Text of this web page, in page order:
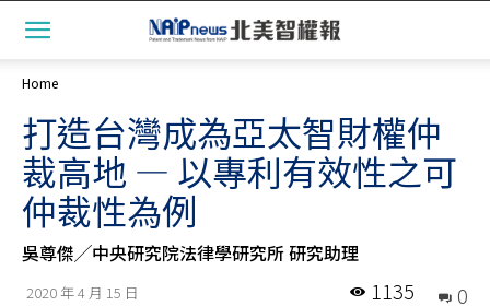
Home
打造台灣成為亞太智財權仲
裁高地 — 以專利有效性之可
仲裁性為例
吳尊傑╱中央研究院法律學研究所 研究助理
2020 年 4 月 15 日 0
1135